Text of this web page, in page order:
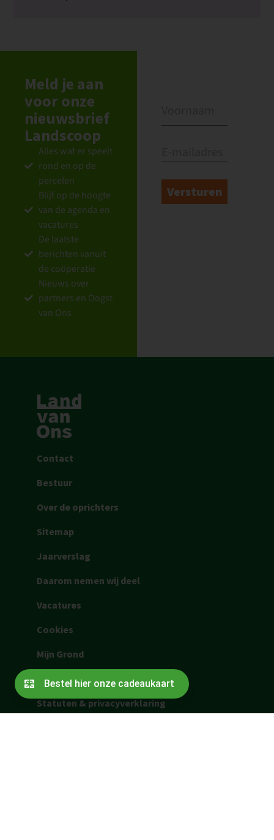
Meld je aan
voor onze
nieuwsbrief
Landscoop
Alles wat er speelt
rond en op de
percelen
Blijf op de hoogte
van de agenda en
vacatures
De laatste
berichten vanuit
de coöperatie
Nieuws over
partners en Oogst
van Ons
Contact
Bestuur
Over de oprichters
Sitemap
Jaarverslag
Daarom nemen wij deel
Vacatures
Cookies
Mijn Grond
Belang van biodiversiteit
Statuten & privacyverklaring